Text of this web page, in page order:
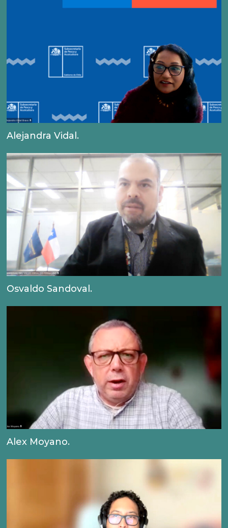
Alejandra Vidal.
Osvaldo Sandoval.
Alex Moyano.